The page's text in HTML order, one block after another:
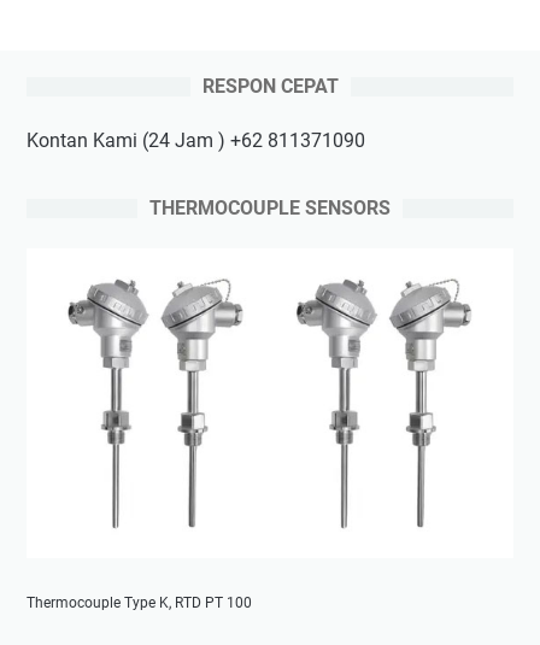
RESPON CEPAT
Kontan Kami (24 Jam ) +62 811371090
THERMOCOUPLE SENSORS
Thermocouple Type K, RTD PT 100